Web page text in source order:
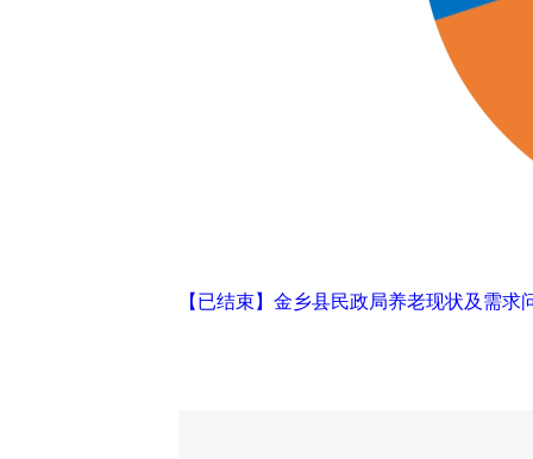
【已结束】金乡县民政局养老现状及需求